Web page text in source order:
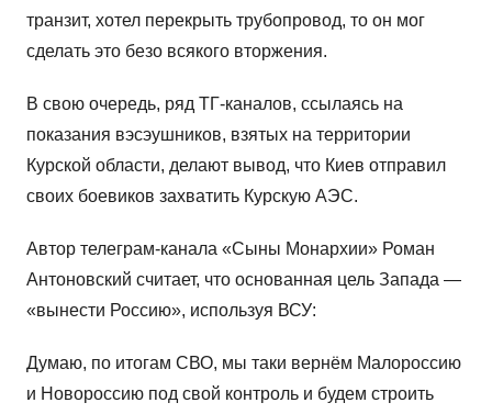
транзит, хотел перекрыть трубопровод, то он мог
сделать это безо всякого вторжения.
В свою очередь, ряд ТГ-каналов, ссылаясь на
показания вэсэушников, взятых на территории
Курской области, делают вывод, что Киев отправил
своих боевиков захватить Курскую АЭС.
Автор телеграм-канала «Сыны Монархии» Роман
Антоновский считает, что основанная цель Запада —
«вынести Россию», используя ВСУ:
Думаю, по итогам СВО, мы таки вернём Малороссию
и Новороссию под свой контроль и будем строить